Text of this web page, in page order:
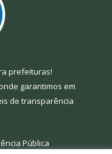
prefeituras!
garantimos em
de transparência
Pública